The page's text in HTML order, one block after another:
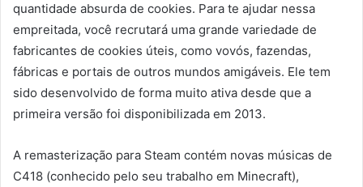
quantidade absurda de cookies. Para te ajudar nessa
empreitada, você recrutará uma grande variedade de
fabricantes de cookies úteis, como vovós, fazendas,
fábricas e portais de outros mundos amigáveis. Ele tem
sido desenvolvido de forma muito ativa desde que a
primeira versão foi disponibilizada em 2013.
A remasterização para Steam contém novas músicas de
C418 (conhecido pelo seu trabalho em Minecraft),